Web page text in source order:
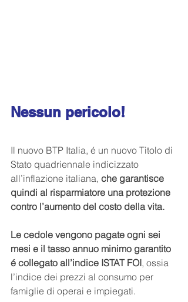
Nessun pericolo!
Il nuovo BTP Italia, é un nuovo Titolo di
Stato quadriennale indicizzato
all’inflazione italiana, che garantisce
quindi al risparmiatore una protezione
contro l’aumento del costo della vita.
Le cedole vengono pagate ogni sei
mesi e il tasso annuo minimo garantito
é collegato all’indice ISTAT FOI, ossia
l’indice dei prezzi al consumo per
famiglie di operai e impiegati.